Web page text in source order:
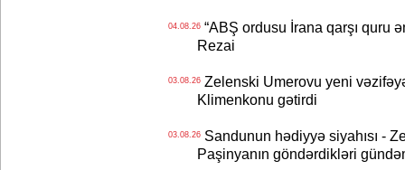
04.08.26“ABŞ ordusu İrana qarşı quru
Rezai
03.08.26Zelenski Umerovu yeni
Klimenkonu gətirdi
03.08.26Sandunun hədiyyə siyahısı -
Paşinyanın göndərdikləri